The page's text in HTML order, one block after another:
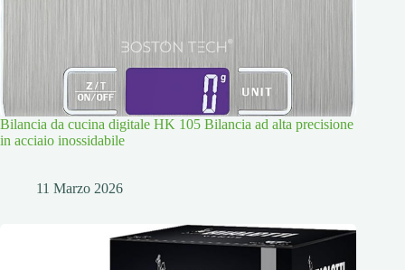
Bilancia da cucina digitale HK 105 Bilancia ad alta precisione
in acciaio inossidabile
11 Marzo 2026